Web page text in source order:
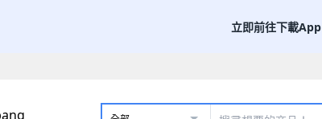
立即前往下載App